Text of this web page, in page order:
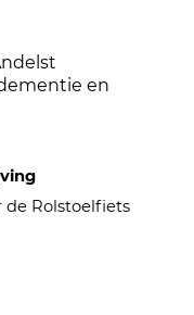
en
de Rolstoelfiets